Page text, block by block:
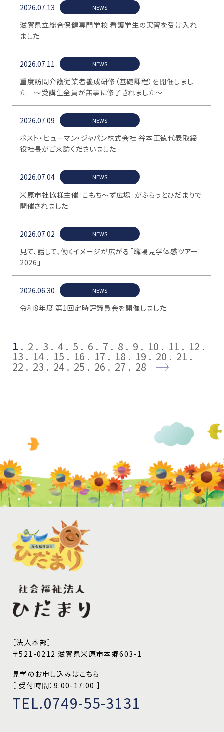
2026.07.13 NEWS
滋賀県立総合保健専門学校 看護学生の実習を受け入れ
ました
2026.07.11 NEWS
重度訪問介護従業者養成研修（基礎課程）を開催しまし
た ～受講生全員が無事に修了されました～
2026.07.09 NEWS
ポスト・ヒューマン・ジャパン株式会社 谷本正徳代表取締
役社長がご来訪くださいました
2026.07.04 NEWS
米原市社協様主催「こもち〜ず広場」がふらっとひだまりで
開催されました
2026.07.02 NEWS
見て、話して、働くイメージが広がる「職場見学体感ツアー
2026」
2026.06.30 NEWS
令和8年度 第1回定時評議員会を開催しました
1 2 3 4 5 6 7 8 9 10 11 12
13 14 15 16 17 18 19 20 21
22 23 24 25 26 27 28
［法人本部］
〒521-0212 滋賀県米原市本郷603-1
見学のお申し込みはこちら
［ 受付時間：9:00-17:00 ］
TEL.0749-55-3131